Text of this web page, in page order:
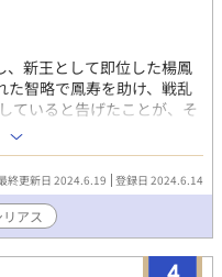
、新王として即位した楊鳳
た智略で鳳寿を助け、戦乱
ていると告げたことが、そ
れど、それでも俺はも
血と絶望と混沌の中で、固
※Twitter企画『2020男子
こにも行くな」と言えなか
た男。 ムーンライトノベ
終更新日 2024.6.19 登録日 2024.6.14
リアス